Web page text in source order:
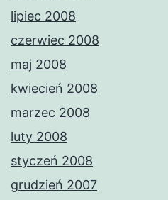
lipiec 2008
czerwiec 2008
maj 2008
kwiecień 2008
marzec 2008
luty 2008
styczeń 2008
grudzień 2007